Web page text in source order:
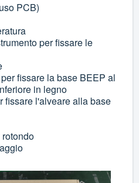
PCB)
per fissare le
fissare la base BEEP al
in legno
fissare l'alveare alla base